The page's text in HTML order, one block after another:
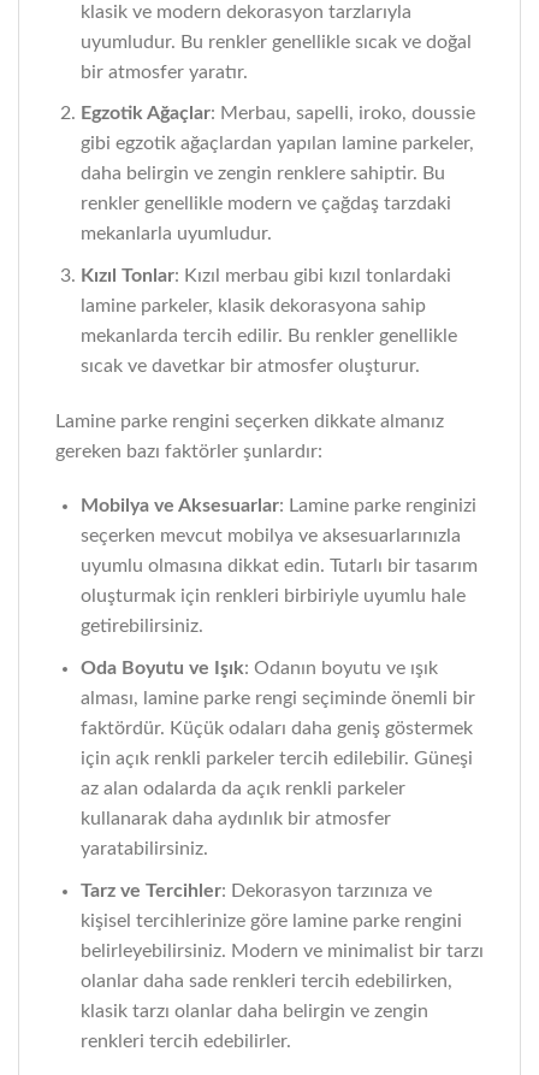
klasik ve modern dekorasyon tarzlarıyla
uyumludur. Bu renkler genellikle sıcak ve doğal
bir atmosfer yaratır.
Egzotik Ağaçlar: Merbau, sapelli, iroko, doussie
gibi egzotik ağaçlardan yapılan lamine parkeler,
daha belirgin ve zengin renklere sahiptir. Bu
renkler genellikle modern ve çağdaş tarzdaki
mekanlarla uyumludur.
Kızıl Tonlar: Kızıl merbau gibi kızıl tonlardaki
lamine parkeler, klasik dekorasyona sahip
mekanlarda tercih edilir. Bu renkler genellikle
sıcak ve davetkar bir atmosfer oluşturur.
Lamine parke rengini seçerken dikkate almanız
gereken bazı faktörler şunlardır:
Mobilya ve Aksesuarlar: Lamine parke renginizi
seçerken mevcut mobilya ve aksesuarlarınızla
uyumlu olmasına dikkat edin. Tutarlı bir tasarım
oluşturmak için renkleri birbiriyle uyumlu hale
getirebilirsiniz.
Oda Boyutu ve Işık: Odanın boyutu ve ışık
alması, lamine parke rengi seçiminde önemli bir
faktördür. Küçük odaları daha geniş göstermek
için açık renkli parkeler tercih edilebilir. Güneşi
az alan odalarda da açık renkli parkeler
kullanarak daha aydınlık bir atmosfer
yaratabilirsiniz.
Tarz ve Tercihler: Dekorasyon tarzınıza ve
kişisel tercihlerinize göre lamine parke rengini
belirleyebilirsiniz. Modern ve minimalist bir tarzı
olanlar daha sade renkleri tercih edebilirken,
klasik tarzı olanlar daha belirgin ve zengin
renkleri tercih edebilirler.